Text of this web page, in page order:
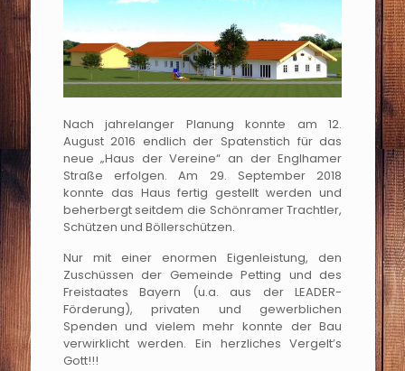
Nach jahrelanger Planung konnte am 12.
August 2016 endlich der Spatenstich für das
neue „Haus der Vereine“ an der Englhamer
Straße erfolgen. Am 29. September 2018
konnte das Haus fertig gestellt werden und
beherbergt seitdem die Schönramer Trachtler,
Schützen und Böllerschützen.
Nur mit einer enormen Eigenleistung, den
Zuschüssen der Gemeinde Petting und des
Freistaates Bayern (u.a. aus der LEADER-
Förderung), privaten und gewerblichen
Spenden und vielem mehr konnte der Bau
verwirklicht werden. Ein herzliches Vergelt’s
Gott!!!